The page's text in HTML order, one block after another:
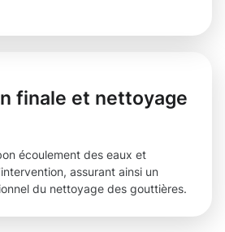
finale et nettoyage
écoulement des eaux et
assurant ainsi un
du nettoyage des gouttières.